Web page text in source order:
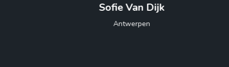
Sofie Van Dijk
Antwerpen